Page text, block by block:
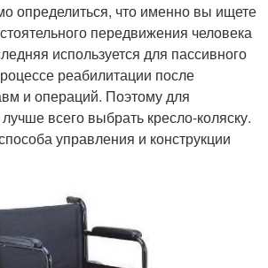
определиться, что именно вы ищете
передвижения человека
используется для пассивного
реабилитации после
и операций. Поэтому для
всего выбрать кресло-коляску.
управления и конструкции